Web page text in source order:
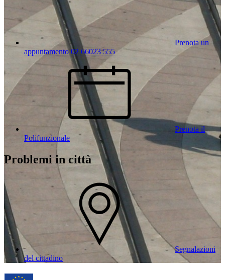
Prenota un
appuntamento 02 66023 555
Prenota il
Polifunzionale
Problemi in città
Segnalazioni
del cittadino